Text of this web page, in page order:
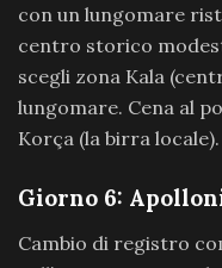
con un lungomare
centro storico
scegli zona Kala
lungomare. Cena al
Korça (la birra locale).
Giorno 6:
Cambio di registro